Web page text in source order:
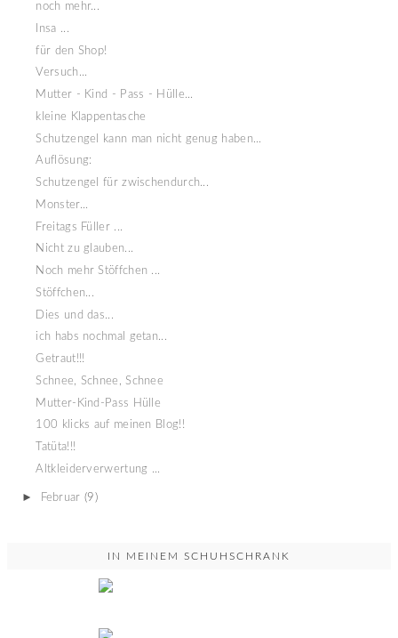
noch mehr...
Insa ...
für den Shop!
Versuch...
Mutter - Kind - Pass - Hülle...
kleine Klappentasche
Schutzengel kann man nicht genug haben...
Auflösung:
Schutzengel für zwischendurch...
Monster...
Freitags Füller ...
Nicht zu glauben...
Noch mehr Stöffchen ...
Stöffchen...
Dies und das...
ich habs nochmal getan...
Getraut!!!
Schnee, Schnee, Schnee
Mutter-Kind-Pass Hülle
100 klicks auf meinen Blog!!
Tatüta!!!
Altkleiderverwertung ...
► Februar (9)
IN MEINEM SCHUHSCHRANK